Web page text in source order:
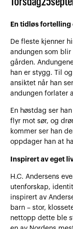
En tidløs
De fleste kjenner
andungen som
gården.
han er stygg. Til
ansiktet når han
andungen forlater
En høstdag ser
flyr mot sør, og
kommer ser han
oppdager han at
Inspirert av eget
H.C. Andersens
utenforskap,
inspirert av
barn – stor,
nettopp dette ble